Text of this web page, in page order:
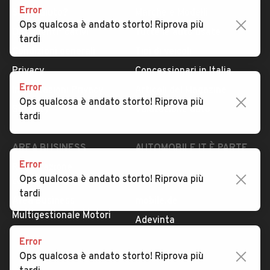
Serve aiuto?
Dati identificativi
Privacy
Impostazioni Privacy
Security
Tutte le auto usate
Concessionari in Italia
Valutazione auto
AREA BUSINESS
Registrazione
concessionario
Multigestionale Motori
AUTOMOBILE.IT È PARTE
subito.it
Adevinta
SEGUICI
Error
Ops qualcosa è andato storto! Riprova più
tardi
Error
Ops qualcosa è andato storto! Riprova più
tardi
Error
Ops qualcosa è andato storto! Riprova più
tardi
Error
Ops qualcosa è andato storto! Riprova più